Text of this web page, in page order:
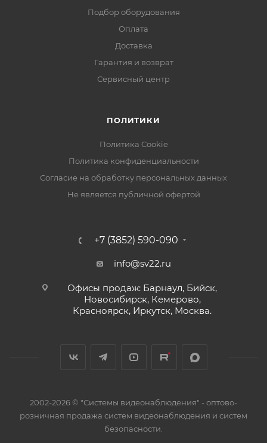
Подбор оборудования
Оплата
Доставка
Гарантия и возврат
Сервисный центр
ПОЛИТИКИ
Политика Cookie
Политика конфиденциальности
Согласие на обработку персональных данных
Не является публичной офертой
+7 (3852) 590-090
info@sv22.ru
Офисы продаж: Барнаул, Бийск,
Новосибирск, Кемерово,
Красноярск, Иркутск, Москва.
2002-2026 © "Системы видеонаблюдения" - оптово-
розничная продажа систем видеонаблюдения и систем
безопасности.